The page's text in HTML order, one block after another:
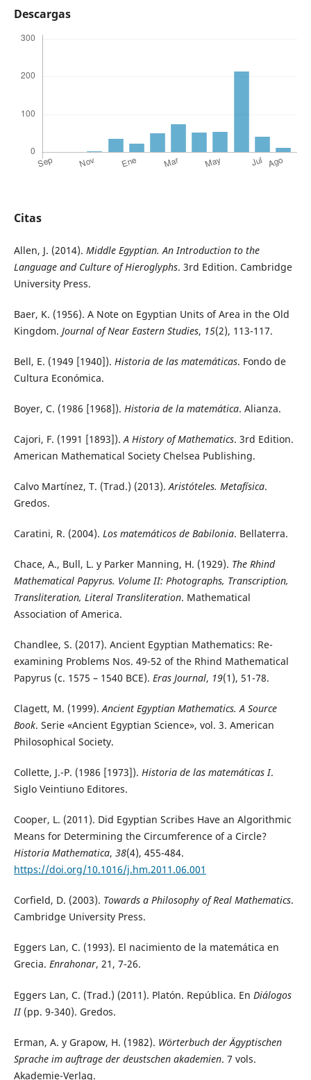
Descargas
Citas
Allen, J. (2014). Middle Egyptian. An Introduction to the
Language and Culture of Hieroglyphs. 3rd Edition. Cambridge
University Press.
Baer, K. (1956). A Note on Egyptian Units of Area in the Old
Kingdom. Journal of Near Eastern Studies, 15(2), 113-117.
Bell, E. (1949 [1940]). Historia de las matemáticas. Fondo de
Cultura Económica.
Boyer, C. (1986 [1968]). Historia de la matemática. Alianza.
Cajori, F. (1991 [1893]).A History of Mathematics. 3rd Edition.
American Mathematical Society Chelsea Publishing.
Calvo Martínez, T. (Trad.) (2013).Aristóteles. Metafísica.
Gredos.
Caratini, R. (2004). Los matemáticos de Babilonia. Bellaterra.
Chace, A., Bull, L. y Parker Manning, H. (1929). The Rhind
Mathematical Papyrus. Volume II: Photographs, Transcription,
Transliteration, Literal Transliteration. Mathematical
Association of America.
Chandlee, S. (2017). Ancient Egyptian Mathematics: Re-
examining Problems Nos. 49-52 of the Rhind Mathematical
Papyrus (c. 1575 – 1540 BCE). Eras Journal, 19(1), 51-78.
Clagett, M. (1999).Ancient Egyptian Mathematics. A Source
Book. Serie «Ancient Egyptian Science», vol. 3. American
Philosophical Society.
Collette, J.-P. (1986 [1973]). Historia de las matemáticas I.
Siglo Veintiuno Editores.
Cooper, L. (2011). Did Egyptian Scribes Have an Algorithmic
Means for Determining the Circumference of a Circle?
Historia Mathematica, 38(4), 455-484.
https://doi.org/10.1016/j.hm.2011.06.001
Corfield, D. (2003). Towards a Philosophy of Real Mathematics.
Cambridge University Press.
Eggers Lan, C. (1993). El nacimiento de la matemática en
Grecia. Enrahonar, 21, 7-26.
Eggers Lan, C. (Trad.) (2011). Platón. República. En Diálogos
II(pp. 9-340). Gredos.
Erman, A. y Grapow, H. (1982). Wörterbuch der Ägyptischen
Sprache im auftrage der deustschen akademien. 7 vols.
Akademie-Verlag.